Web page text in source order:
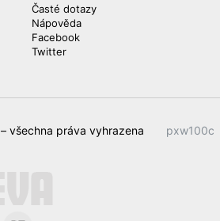
Časté dotazy
Nápověda
Facebook
Twitter
– všechna práva vyhrazena pxw100c